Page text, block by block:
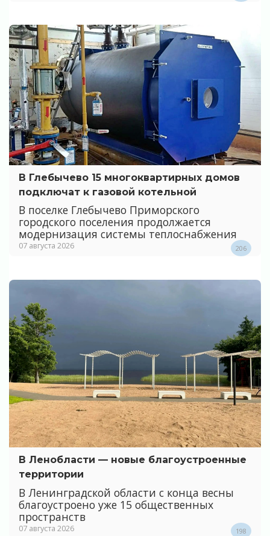
В Глебычево 15 многоквартирных домов
подключат к газовой котельной
В поселке Глебычево Приморского
городского поселения продолжается
модернизация системы теплоснабжения
07 августа 2026 206
В Ленобласти — новые благоустроенные
территории
В Ленинградской области с конца весны
благоустроено уже 15 общественных
пространств
07 августа 2026 198